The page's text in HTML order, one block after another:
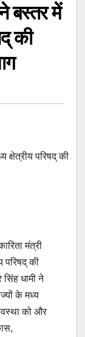
बस्तर में
की
मंत्री
परिषद् की
धामी ने
के मध्य
को और